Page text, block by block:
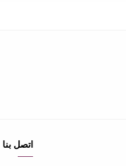
اتصل بنا